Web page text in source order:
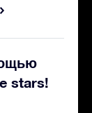
stars!